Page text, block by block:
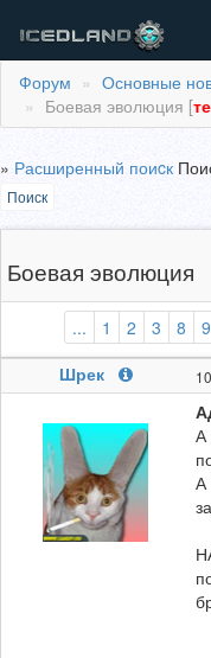
Форум
Основные
Боевая эволюция [
» Расширенный поиcк
Поиск
Боевая эволюция
... 1 2 3 8 9
Шрек
А
А